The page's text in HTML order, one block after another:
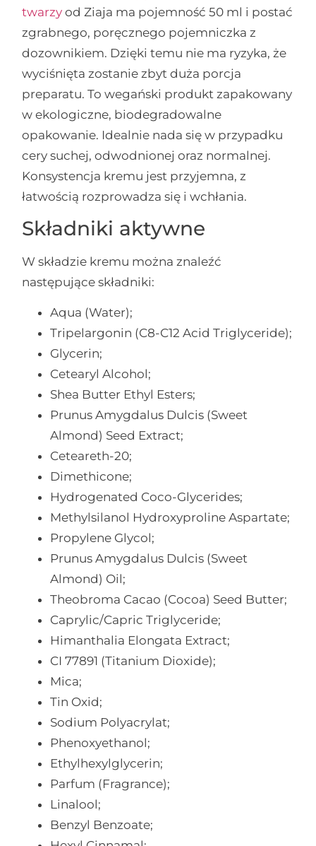
twarzy od Ziaja ma pojemność 50 ml i postać
zgrabnego, poręcznego pojemniczka z
dozownikiem. Dzięki temu nie ma ryzyka, że
wyciśnięta zostanie zbyt duża porcja
preparatu. To wegański produkt zapakowany
w ekologiczne, biodegradowalne
opakowanie. Idealnie nada się w przypadku
cery suchej, odwodnionej oraz normalnej.
Konsystencja kremu jest przyjemna, z
łatwością rozprowadza się i wchłania.
Składniki aktywne
W składzie kremu można znaleźć
następujące składniki:
Aqua (Water);
Tripelargonin (C8-C12 Acid Triglyceride);
Glycerin;
Cetearyl Alcohol;
Shea Butter Ethyl Esters;
Prunus Amygdalus Dulcis (Sweet
Almond) Seed Extract;
Ceteareth-20;
Dimethicone;
Hydrogenated Coco-Glycerides;
Methylsilanol Hydroxyproline Aspartate;
Propylene Glycol;
Prunus Amygdalus Dulcis (Sweet
Almond) Oil;
Theobroma Cacao (Cocoa) Seed Butter;
Caprylic/Capric Triglyceride;
Himanthalia Elongata Extract;
CI 77891 (Titanium Dioxide);
Mica;
Tin Oxid;
Sodium Polyacrylat;
Phenoxyethanol;
Ethylhexylglycerin;
Parfum (Fragrance);
Linalool;
Benzyl Benzoate;